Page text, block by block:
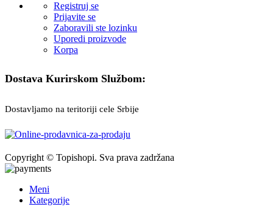
Registruj se
Prijavite se
Zaboravili ste lozinku
Uporedi proizvode
Korpa
Dostava Kurirskom Službom:
Dostavljamo na teritoriji cele Srbije
Copyright © Topishopi. Sva prava zadržana
Meni
Kategorije